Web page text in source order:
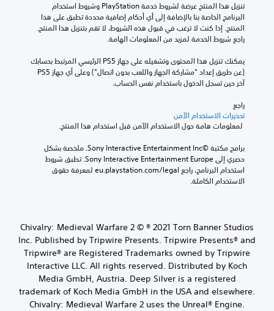
تنزيل هذا المنتج عرضة لشروط خدمة‫ PlayStation وشروط استخدام
البرنامج الخاصة بنا بالإضافة إلى أي أحكام إضافية محددة تطبق على هذا
المنتج. إذا كنت لا ترغب في قبول هذه الشروط، لا تقم بتنزيل هذا المنتج.
راجع شروط الخدمة لمزيد من المعلومات الهامة.
يمكنك تنزيل هذا المحتوى وتشغيله على جهاز PS5 الرئيسي المرتبط بحسابك
(عن طريق إعداد "مشاركة الجهاز واللعب بدون اتصال") وعلى أي جهاز PS5
آخر حين تسجل الدخول باستخدام نفس الحساب.
راجع
تحذيرات الاستخدام الآمن
برامج مكتبة ©Sony Interactive Entertainment Inc. ملخصة بشكل
حصري إلى Sony Interactive Entertainment Europe. تطبق شروط
استخدام البرنامج، راجع eu.playstation.com/legal لمعرفة حقوق
الاستخدام الكاملة.
Chivalry: Medieval Warfare 2 © ® 2021 Torn Banner Studios
Inc. Published by Tripwire Presents. Tripwire Presents® and
Tripwire® are Registered Trademarks owned by Tripwire
Interactive LLC. All rights reserved. Distributed by Koch
Media GmbH, Austria. Deep Silver is a registered
trademark of Koch Media GmbH in the USA and elsewhere.
Chivalry: Medieval Warfare 2 uses the Unreal® Engine.